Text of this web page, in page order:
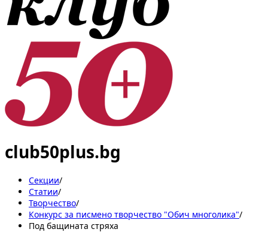
club50plus.bg
Секции/
Статии/
Творчество/
Конкурс за писмено творчество "Обич многолика"/
Под бащината стряха